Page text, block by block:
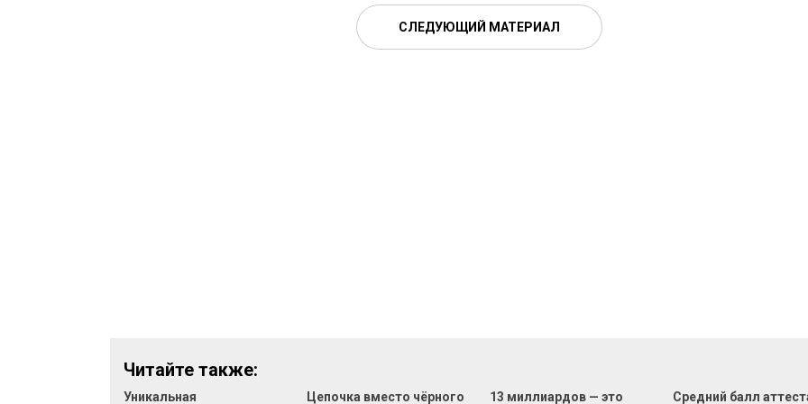
СЛЕДУЮЩИЙ МАТЕРИАЛ
Читайте также:
Уникальная Цепочка вместо чёрного 13 миллиардов — это Средний балл